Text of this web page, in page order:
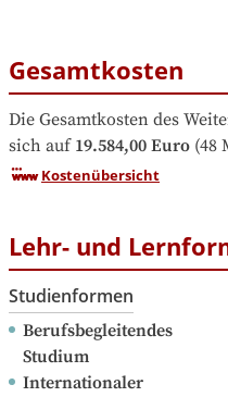
Gesamtkosten
Die Gesamtkosten des
sich auf 19.584,00 Euro (48
Kostenübersicht
Lehr- und
Studienformen
Berufsbegleitendes
Studium
Internationaler